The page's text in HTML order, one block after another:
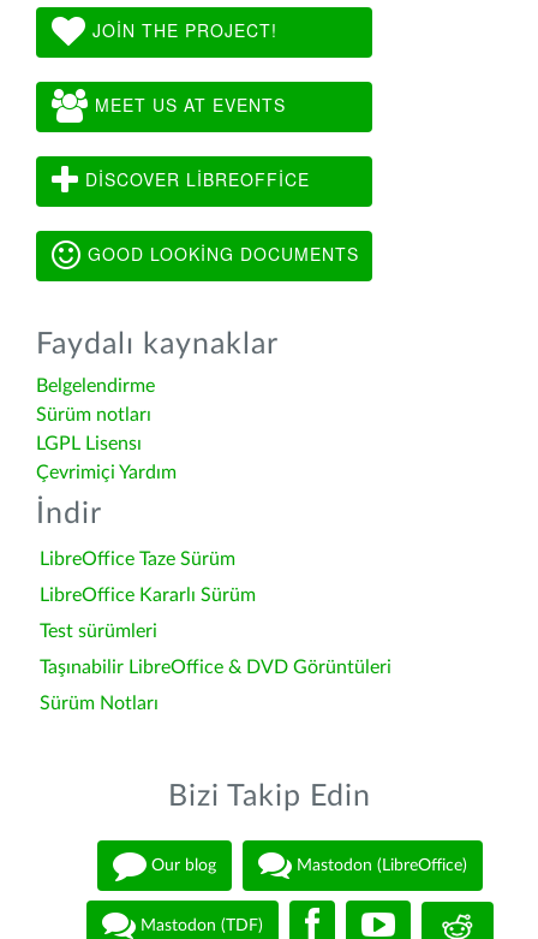
JOIN THE PROJECT!
MEET US AT EVENTS
DISCOVER LIBREOFFICE
GOOD LOOKING DOCUMENTS
Faydalı kaynaklar
Belgelendirme
Sürüm notları
LGPL Lisensı
Çevrimiçi Yardım
İndir
LibreOffice Taze Sürüm
LibreOffice Kararlı Sürüm
Test sürümleri
Taşınabilir LibreOffice & DVD Görüntüleri
Sürüm Notları
Bizi Takip Edin
Our blog Mastodon (LibreOffice)
Mastodon (TDF)